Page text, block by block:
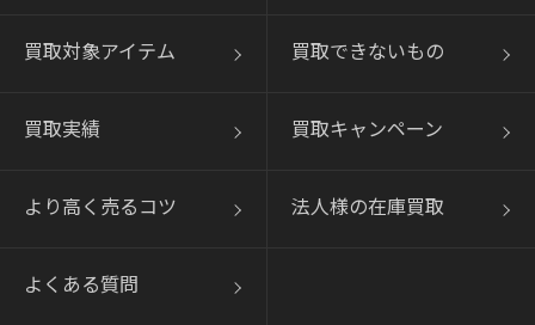
買取対象アイテム 買取できないもの
買取実績 買取キャンペーン
より高く売るコツ 法人様の在庫買取
よくある質問